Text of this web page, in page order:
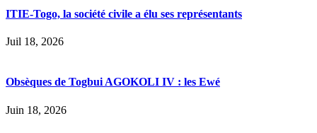
ITIE-Togo, la société civile a élu ses représentants
Juil 18, 2026
Obsèques de Togbui AGOKOLI IV : les Ewé
Juin 18, 2026